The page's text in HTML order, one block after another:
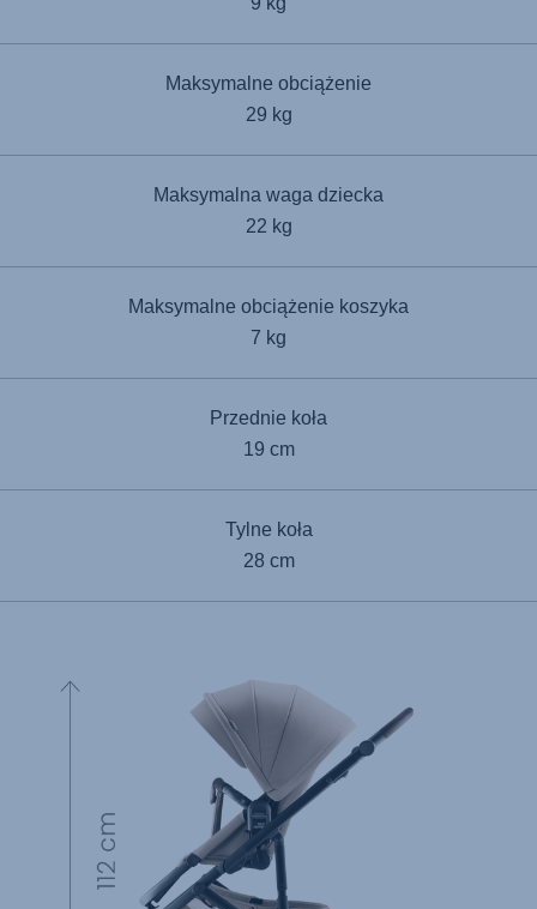
Maksymalne obciążenie
29 kg
Maksymalna waga dziecka
22 kg
Maksymalne obciążenie koszyka
7 kg
Przednie koła
19 cm
Tylne koła
28 cm